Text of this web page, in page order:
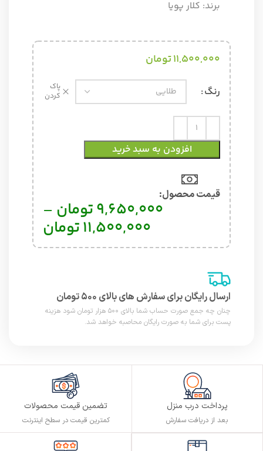
برند: کلار پویا
11,500,000تومان
رنگ
پاک
کردن
افزودن به سبد خرید
قیمت محصول:​
9,650,000تومان –
11,500,000تومان
ارسال رایگان برای سفارش های بالای ۵۰۰ تومان
چنان چه جمع صورت حساب شما بالای ۵۰۰ هزار تومان شود هزینه
پست برای شما به صورت رایگان محاصبه خواهد شد.
پرداخت درب منزل
بعد از دریافت سفارش
تضمین قیمت محصولات
کمترین قیمت در سطح اینترنت